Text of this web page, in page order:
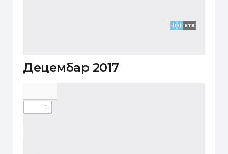
Децембар 2017